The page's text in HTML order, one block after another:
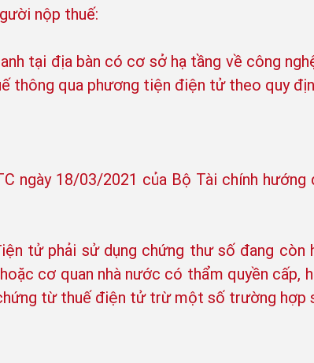
nộp thuế:
tại địa bàn có cơ sở hạ tầng về công
thông qua phương tiện điện tử theo quy
ngày 18/03/2021 của Bộ Tài chính
tử phải sử dụng chứng thư số đang
cơ quan nhà nước có thẩm quyền cấp,
từ thuế điện tử trừ một số trường hợp